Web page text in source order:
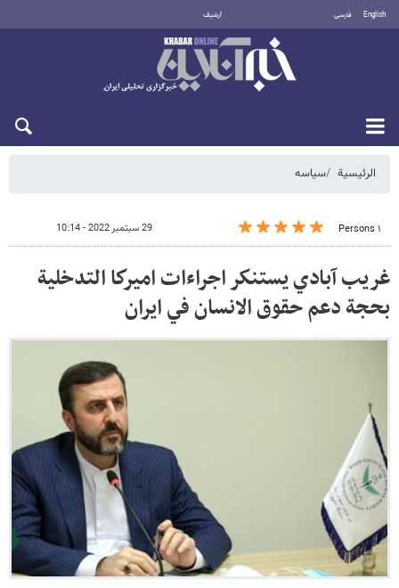
English فارسی أرشيف
الرئيسية سیاسه
١ Persons 29 سبتمبر 2022 - 10:14
غريب آبادي يستنكر اجراءات اميركا التدخلية
بحجة دعم حقوق الانسان في ايران